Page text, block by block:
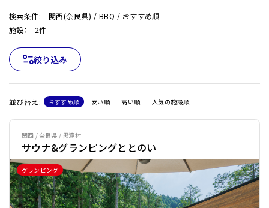
検索条件: 関西(奈良県) / BBQ / おすすめ順
施設： 2件
絞り込み
並び替え: おすすめ順 安い順 高い順 人気の施設順
グランピング
関西 / 奈良県 / 黒滝村
サウナ&グランピングととのい